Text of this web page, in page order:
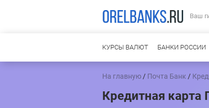
Ваш
КУРСЫ ВАЛЮТ БАНКИ РОССИИ
На главную / Почта Банк /
Кредитная карта